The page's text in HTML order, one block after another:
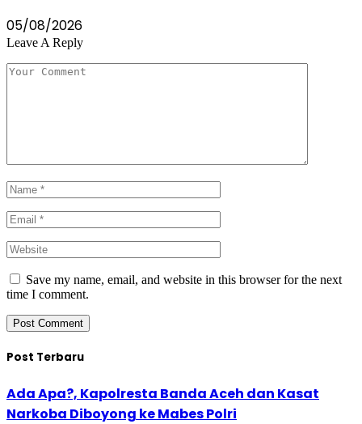
05/08/2026
Leave A Reply
Save my name, email, and website in this browser for the next
time I comment.
Post Terbaru
Ada Apa?, Kapolresta Banda Aceh dan Kasat
Narkoba Diboyong ke Mabes Polri